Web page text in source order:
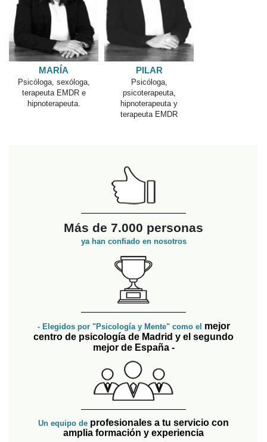
MARÍA
Psicóloga, sexóloga,
terapeuta EMDR e
hipnoterapeuta.
PILAR
Psicóloga,
psicoterapeuta,
hipnoterapeuta y
terapeuta EMDR
Más de 7.000 personas
ya han confiado en nosotros
- Elegidos por "Psicología y Mente" como el mejor
centro de psicología de Madrid y el segundo
mejor de España -
Un equipo de profesionales a tu servicio con
amplia formación y experiencia